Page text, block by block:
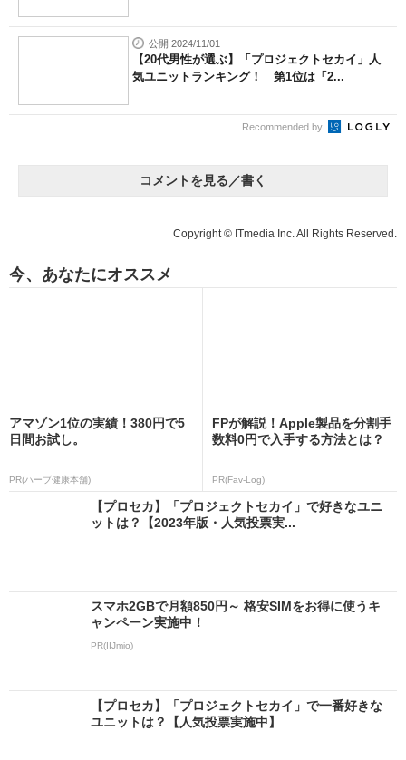
公開 2024/11/01
【20代男性が選ぶ】「プロジェクトセカイ」人
気ユニットランキング！ 第1位は「2...
Recommended by
コメントを見る／書く
Copyright © ITmedia Inc. All Rights Reserved.
今、あなたにオススメ
アマゾン1位の実績！380円で5
日間お試し。
PR(ハーブ健康本舗)
FPが解説！Apple製品を分割手
数料0円で入手する方法とは？
PR(Fav-Log)
【プロセカ】「プロジェクトセカイ」で好きなユニ
ットは？【2023年版・人気投票実...
スマホ2GBで月額850円～ 格安SIMをお得に使うキ
ャンペーン実施中！
PR(IIJmio)
【プロセカ】「プロジェクトセカイ」で一番好きな
ユニットは？【人気投票実施中】